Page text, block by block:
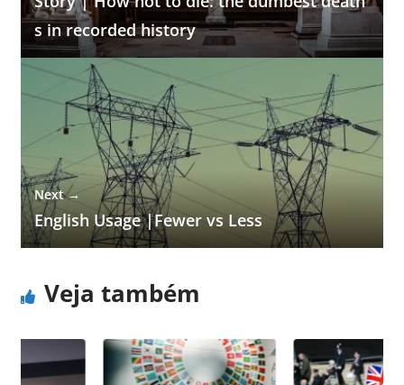
s in recorded history
Next →
English Usage |Fewer vs Less
Veja também